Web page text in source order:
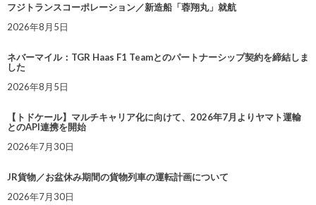
フジトランスコーポレーション／新造船「蓉翔丸」就航
2026年8月5日
ネバーマイル：TGR Haas F1 Teamとのパートナーシップ契約を締結しま
した
2026年8月5日
【トドケール】マルチキャリア化に向けて、2026年7月よりヤマト運輸
とのAPI連携を開始
2026年7月30日
JR貨物／お盆休み期間の貨物列車の運転計画について
2026年7月30日